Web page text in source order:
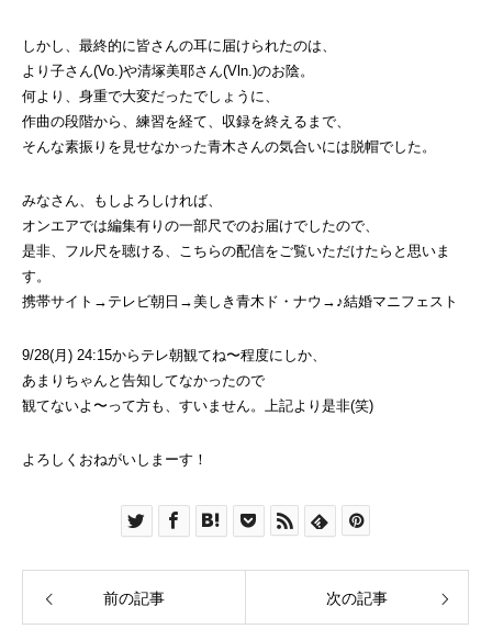
しかし、最終的に皆さんの耳に届けられたのは、
より子さん(Vo.)や清塚美耶さん(Vln.)のお陰。
何より、身重で大変だったでしょうに、
作曲の段階から、練習を経て、収録を終えるまで、
そんな素振りを見せなかった青木さんの気合いには脱帽でした。
みなさん、もしよろしければ、
オンエアでは編集有りの一部尺でのお届けでしたので、
是非、フル尺を聴ける、こちらの配信をご覧いただけたらと思いま
す。
携帯サイト→テレビ朝日→美しき青木ド・ナウ→♪結婚マニフェスト
9/28(月) 24:15からテレ朝観てね〜程度にしか、
あまりちゃんと告知してなかったので
観てないよ〜って方も、すいません。上記より是非(笑)
よろしくおねがいしまーす！
前の記事 次の記事